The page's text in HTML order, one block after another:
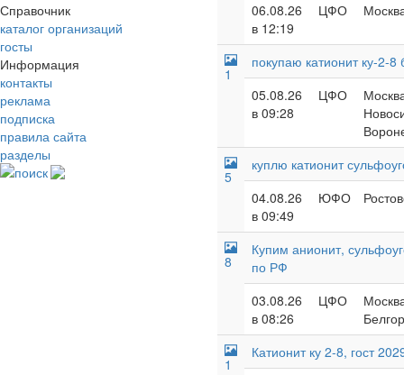
Справочник
каталог организаций
госты
Информация
контакты
реклама
подписка
правила сайта
разделы
поиск
06.08.26
в 12:19
ЦФО
1
покупаю катионит ку-2-
05.08.26
в 09:28
ЦФО
5
куплю катионит
04.08.26
в 09:49
ЮФО
8
Купим анионит,
по РФ
03.08.26
в 08:26
ЦФО
1
Катионит ку 2-8, гост